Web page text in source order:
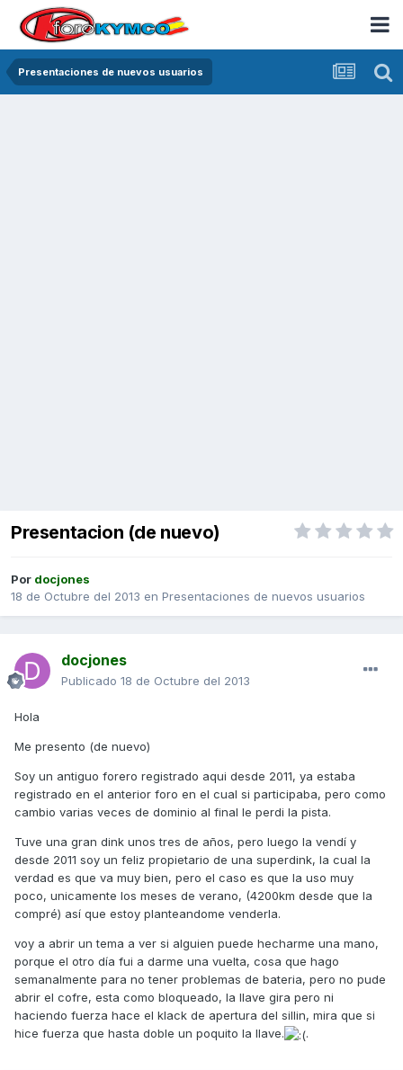
Presentaciones de nuevos usuarios
Presentacion (de nuevo)
Por docjones
18 de Octubre del 2013 en Presentaciones de nuevos usuarios
docjones
Publicado 18 de Octubre del 2013
Hola
Me presento (de nuevo)
Soy un antiguo forero registrado aqui desde 2011, ya estaba
registrado en el anterior foro en el cual si participaba, pero como
cambio varias veces de dominio al final le perdi la pista.
Tuve una gran dink unos tres de años, pero luego la vendí y
desde 2011 soy un feliz propietario de una superdink, la cual la
verdad es que va muy bien, pero el caso es que la uso muy
poco, unicamente los meses de verano, (4200km desde que la
compré) así que estoy planteandome venderla.
voy a abrir un tema a ver si alguien puede hecharme una mano,
porque el otro día fui a darme una vuelta, cosa que hago
semanalmente para no tener problemas de bateria, pero no pude
abrir el cofre, esta como bloqueado, la llave gira pero ni
haciendo fuerza hace el klack de apertura del sillin, mira que si
hice fuerza que hasta doble un poquito la llave.
.